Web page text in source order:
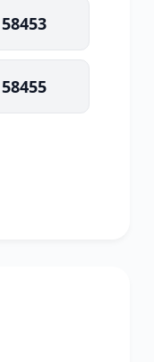
58453
58455